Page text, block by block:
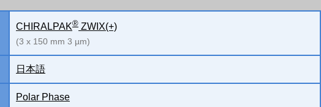
CHIRALPAK® ZWIX(+)
(3 x 150 mm 3 µm)
日本語
Polar Phase